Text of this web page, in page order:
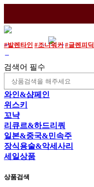
매장소개 이용안내
#발렌타인 #조니워커 #글렌피딕
검색어 필수
와인&샴페인
위스키
꼬냑
리큐르&하드리쿼
일본&중국&민속주
장식용술&악세사리
세일상품
상품검색